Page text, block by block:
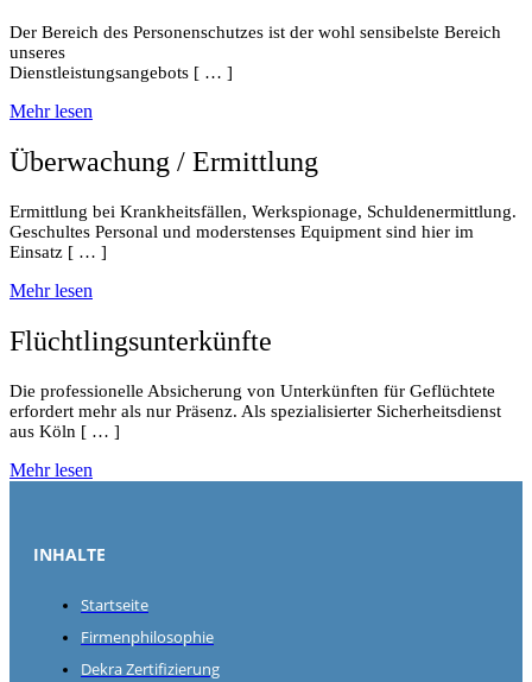
Der Bereich des Personenschutzes ist der wohl sensibelste Bereich
unseres
Dienstleistungsangebots [ … ]
Mehr lesen
Überwachung / Ermittlung
Ermittlung bei Krankheitsfällen, Werkspionage, Schuldenermittlung.
Geschultes Personal und moderstenses Equipment sind hier im
Einsatz [ … ]
Mehr lesen
Flüchtlingsunterkünfte
Die professionelle Absicherung von Unterkünften für Geflüchtete
erfordert mehr als nur Präsenz. Als spezialisierter Sicherheitsdienst
aus Köln [ … ]
Mehr lesen
INHALTE
Startseite
Firmenphilosophie
Dekra Zertifizierung